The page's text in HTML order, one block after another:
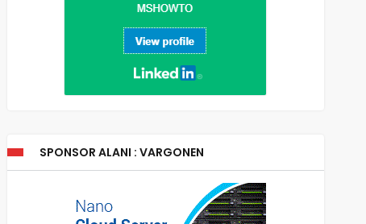
SPONSOR ALANI : VARGONEN